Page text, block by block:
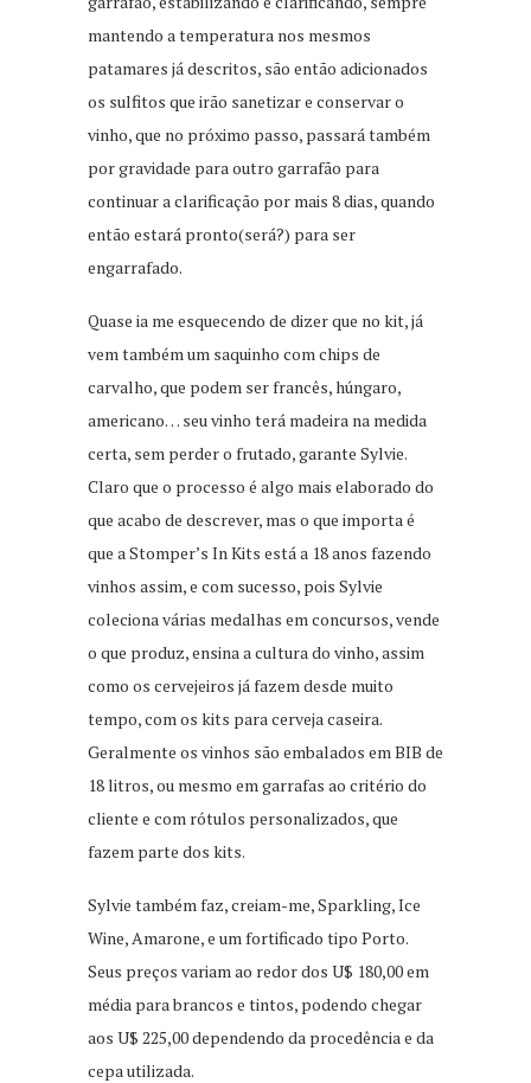
mantendo a temperatura nos mesmos
patamares já descritos, são então adicionados
os sulfitos que irão sanetizar e conservar o
vinho, que no próximo passo, passará também
por gravidade para outro garrafão para
continuar a clarificação por mais 8 dias, quando
então estará pronto(será?) para ser
engarrafado.
Quase ia me esquecendo de dizer que no kit, já
vem também um saquinho com chips de
carvalho, que podem ser francês, húngaro,
americano… seu vinho terá madeira na medida
certa, sem perder o frutado, garante Sylvie.
Claro que o processo é algo mais elaborado do
que acabo de descrever, mas o que importa é
que a Stomper’s In Kits está a 18 anos fazendo
vinhos assim, e com sucesso, pois Sylvie
coleciona várias medalhas em concursos, vende
o que produz, ensina a cultura do vinho, assim
como os cervejeiros já fazem desde muito
tempo, com os kits para cerveja caseira.
Geralmente os vinhos são embalados em BIB de
18 litros, ou mesmo em garrafas ao critério do
cliente e com rótulos personalizados, que
fazem parte dos kits.
Sylvie também faz, creiam-me, Sparkling, Ice
Wine, Amarone, e um fortificado tipo Porto.
Seus preços variam ao redor dos U$ 180,00 em
média para brancos e tintos, podendo chegar
aos U$ 225,00 dependendo da procedência e da
cepa utilizada.